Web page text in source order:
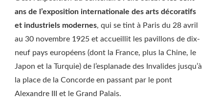
ans de l’exposition internationale des arts décoratifs
et industriels modernes, qui se tint à Paris du 28 avril
au 30 novembre 1925 et accueillit les pavillons de dix-
neuf pays européens (dont la France, plus la Chine, le
Japon et la Turquie) de l’esplanade des Invalides jusqu’à
la place de la Concorde en passant par le pont
Alexandre III et le Grand Palais.